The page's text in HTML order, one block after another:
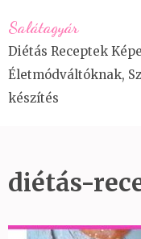
to
content
(Press
Enter)
Salátagyár
Diétás Receptek
Életmódváltóknak,
készítés
diétás-